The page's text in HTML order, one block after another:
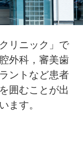
リニック」で
外科，審美歯
ントなど患者
囲むことが出
ます。